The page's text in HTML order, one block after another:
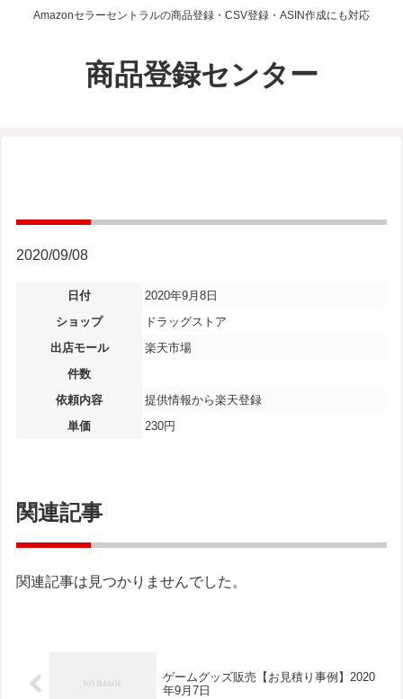
Amazonセラーセントラルの商品登録・CSV登録・ASIN作成にも対応
商品登録センター
2020/09/08
日付
2020年9月8日
ショップ
ドラッグストア
出店モール
楽天市場
件数
依頼内容
提供情報から楽天登録
単価
230円
関連記事
関連記事は見つかりませんでした。
ゲームグッズ販売【お見積り事例】2020
年9月7日